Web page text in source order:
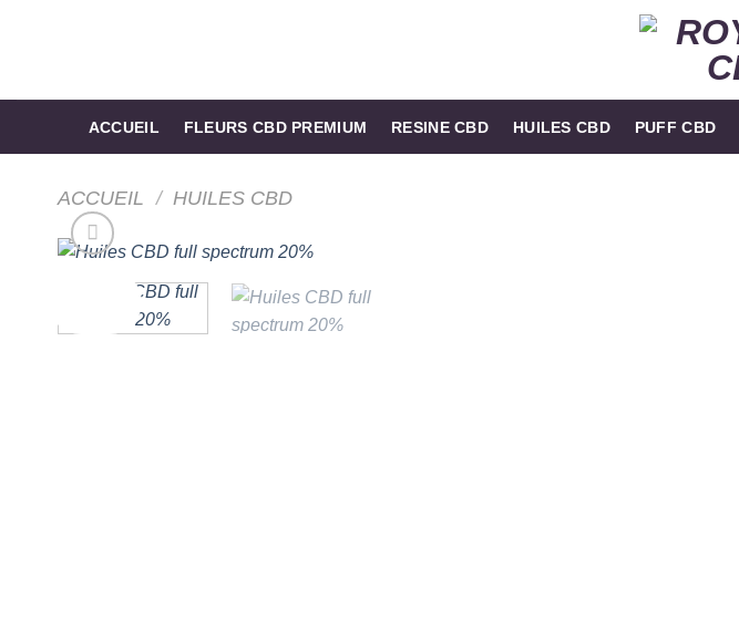
ACCUEIL FLEURS CBD PREMIUM RESINE CBD HUILES CBD PUFF CBD
ACCUEIL / HUILES CBD